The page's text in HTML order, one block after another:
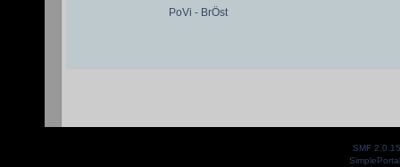
PoVi - BrÖst
SMF 2.0.15